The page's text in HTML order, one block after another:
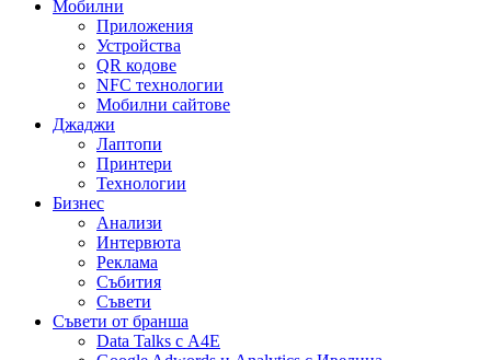
Мобилни
Приложения
Устройства
QR кодове
NFC технологии
Мобилни сайтове
Джаджи
Лаптопи
Принтери
Технологии
Бизнес
Анализи
Интервюта
Реклама
Събития
Съвети
Съвети от бранша
Data Talks с А4Е